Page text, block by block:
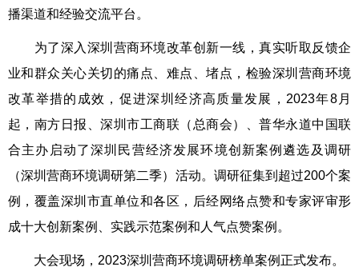
播渠道和经验交流平台。
为了深入深圳营商环境改革创新一线，真实听取反馈企
业和群众关心关切的痛点、难点、堵点，检验深圳营商环境
改革举措的成效，促进深圳经济高质量发展，2023年8月
起，南方日报、深圳市工商联（总商会）、普华永道中国联
合主办启动了深圳民营经济发展环境创新案例遴选及调研
（深圳营商环境调研第二季）活动。调研征集到超过200个案
例，覆盖深圳市直单位和各区，后经网络点赞和专家评审形
成十大创新案例、实践示范案例和人气点赞案例。
大会现场，2023深圳营商环境调研榜单案例正式发布。